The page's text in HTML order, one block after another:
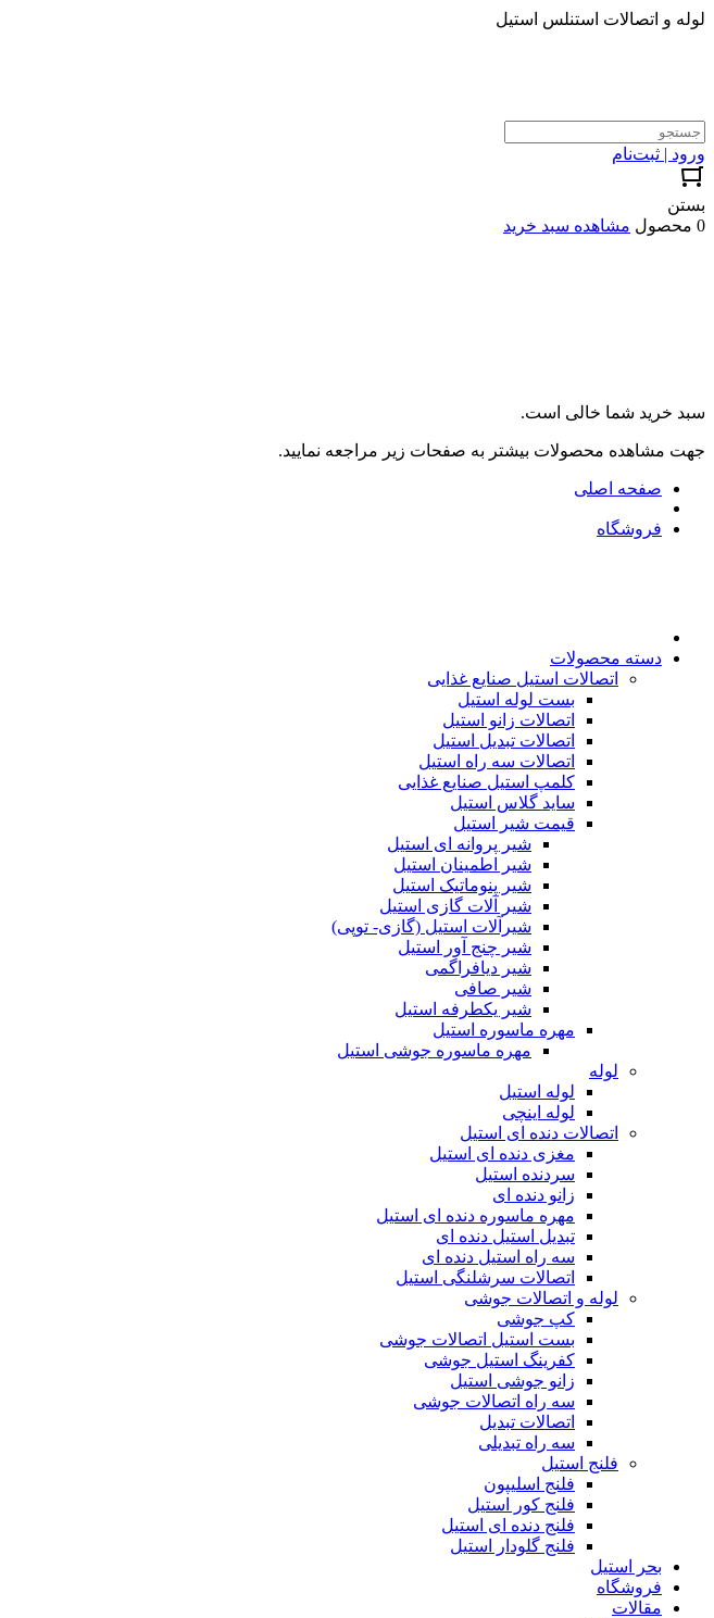
لوله و اتصالات استنلس استیل
ورود | ثبت‌نام
بستن
0 محصول
مشاهده سبد خرید
سبد خرید شما خالی است.
جهت مشاهده محصولات بیشتر به صفحات زیر مراجعه نمایید.
صفحه اصلی
فروشگاه
دسته محصولات
اتصالات استیل صنایع غذایی
بست لوله استیل
اتصالات زانو استیل
اتصالات تبدیل استیل
اتصالات سه راه استیل
کلمپ استیل صنایع غذایی
ساید گلاس استیل
قیمت شیر استیل
شیر پروانه ای استیل
شیر اطمینان استیل
شیر پنوماتیک استیل
شیر آلات گازی استیل
شیرآلات استیل (گازی- توپی)
شیر چنج آور استیل
شیر دیافراگمی
شیر صافی
شیر یکطرفه استیل
مهره ماسوره استیل
مهره ماسوره جوشی استیل
لوله
لوله استیل
لوله اینچی
اتصالات دنده ای استیل
مغزی دنده ای استیل
سردنده استیل
زانو دنده ای
مهره ماسوره دنده ای استیل
تبدیل استیل دنده ای
سه راه استیل دنده ای
اتصالات سرشلنگی استیل
لوله و اتصالات جوشی
کپ جوشی
بست استیل اتصالات جوشی
کفرینگ استیل جوشی
زانو جوشی استیل
سه راه اتصالات جوشی
اتصالات تبدیل
سه راه تبدیلی
فلنج استیل
فلنج اسلیپون
فلنج کور استیل
فلنج دنده ای استیل
فلنج گلودار استیل
بحر استیل
فروشگاه
مقالات